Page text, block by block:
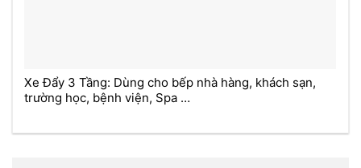
Xe Đẩy 3 Tầng: Dùng cho bếp nhà hàng, khách sạn,
trường học, bệnh viện, Spa …